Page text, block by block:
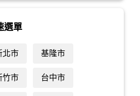
選單
北市 基隆市
竹市 台中市